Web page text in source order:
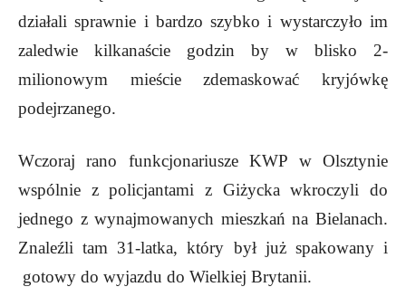
działali sprawnie i bardzo szybko i wystarczyło im
zaledwie kilkanaście godzin by w blisko 2-
milionowym mieście zdemaskować kryjówkę
podejrzanego.
Wczoraj rano funkcjonariusze KWP w Olsztynie
wspólnie z policjantami z Giżycka wkroczyli do
jednego z wynajmowanych mieszkań na Bielanach.
Znaleźli tam 31-latka, który był już spakowany i
gotowy do wyjazdu do Wielkiej Brytanii.